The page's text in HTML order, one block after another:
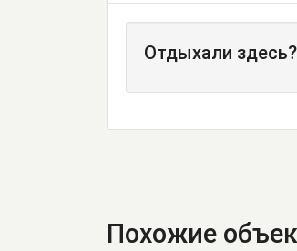
Отдыхали
Похожие